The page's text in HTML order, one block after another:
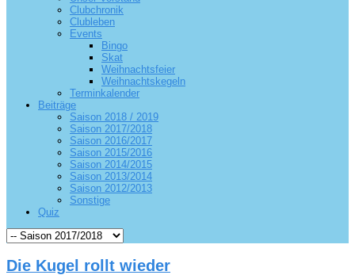
Clubchronik
Clubleben
Events
Bingo
Skat
Weihnachtsfeier
Weihnachtskegeln
Terminkalender
Beiträge
Saison 2018 / 2019
Saison 2017/2018
Saison 2016/2017
Saison 2015/2016
Saison 2014/2015
Saison 2013/2014
Saison 2012/2013
Sonstige
Quiz
Die Kugel rollt wieder